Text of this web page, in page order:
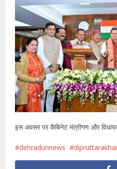
इस अवसर पर कैबिनेट मंत्रीगण और
dehradunnews